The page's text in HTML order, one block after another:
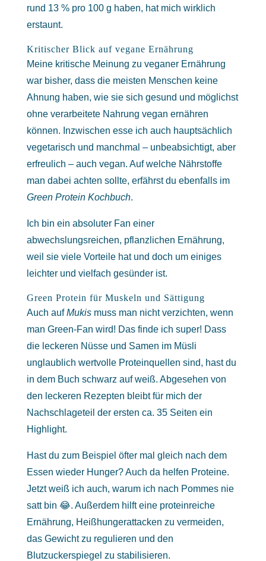
rund 13 % pro 100 g haben, hat mich wirklich
erstaunt.
Kritischer Blick auf vegane Ernährung
Meine kritische Meinung zu veganer Ernährung
war bisher, dass die meisten Menschen keine
Ahnung haben, wie sie sich gesund und möglichst
ohne verarbeitete Nahrung vegan ernähren
können. Inzwischen esse ich auch hauptsächlich
vegetarisch und manchmal – unbeabsichtigt, aber
erfreulich – auch vegan. Auf welche Nährstoffe
man dabei achten sollte, erfährst du ebenfalls im
Green Protein Kochbuch.
Ich bin ein absoluter Fan einer
abwechslungsreichen, pflanzlichen Ernährung,
weil sie viele Vorteile hat und doch um einiges
leichter und vielfach gesünder ist.
Green Protein für Muskeln und Sättigung
Auch aufMukismuss man nicht verzichten, wenn
man Green-Fan wird! Das finde ich super! Dass
die leckeren Nüsse und Samen im Müsli
unglaublich wertvolle Proteinquellen sind, hast du
in dem Buch schwarz auf weiß. Abgesehen von
den leckeren Rezepten bleibt für mich der
Nachschlageteil der ersten ca. 35 Seiten ein
Highlight.
Hast du zum Beispiel öfter mal gleich nach dem
Essen wieder Hunger? Auch da helfen Proteine.
Jetzt weiß ich auch, warum ich nach Pommes nie
satt bin 😂. Außerdem hilft eine proteinreiche
Ernährung, Heißhungerattacken zu vermeiden,
das Gewicht zu regulieren und den
Blutzuckerspiegel zu stabilisieren.